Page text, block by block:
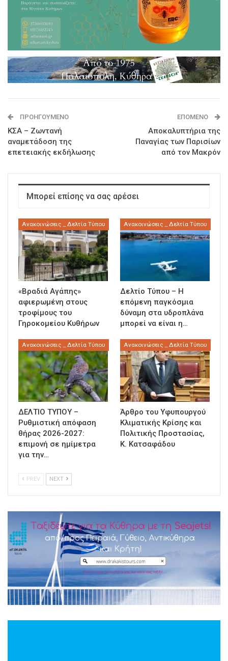
ΠΡΟΗΓΟΎΜΕΝΟ
ΚΣΑ – Ζωντανή
αναμετάδοση της
επετειακής εκδήλωσης
ΕΠΌΜΕΝΟ
Αποκαλυπτήρια της
Παναγίας των Παρισίων
από τον Μακρόν
Μπορεί επίσης να σας αρέσει
Ανακοινώσεις _ Δελτία Τύπου
«Βραδιά Αγάπης»
αφιερωμένη στους
τροφίμους του
Γηροκομείου Κυθήρων
Ανακοινώσεις _ Δελτία Τύπου
Δελτίο Τύπου – Η
επόμενη παγκόσμια
δύναμη στα υδροπλάνα
μπορεί να είναι η…
Ανακοινώσεις _ Δελτία Τύπου
ΔΕΛΤΙΟ ΤΥΠΟΥ –
Ρυθμιστική απόφαση
θήρας 2026-2027:
επιμονή σε ημίμετρα
για την…
Ανακοινώσεις _ Δελτία Τύπου
Άρθρο του Υφυπουργού
Κλιματικής Κρίσης και
Πολιτικής Προστασίας,
Κ. Κατσαφάδου
PREV NEXT